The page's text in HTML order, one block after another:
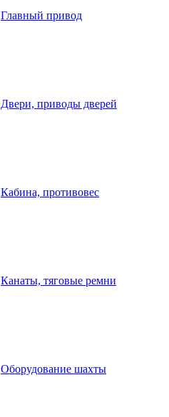
Главный привод
Двери, приводы дверей
Кабина, противовес
Канаты, тяговые ремни
Оборудование шахты